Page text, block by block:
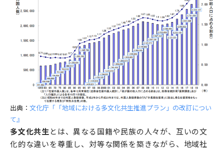
出典： 文化庁「「地域における多文化共生推進プラン」の改訂につい
て』
多文化共生 とは、異なる国籍や民族の人々が、互いの文
化的な違いを尊重し、対等な関係を築きながら、地域社